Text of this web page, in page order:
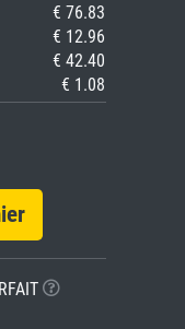
€ 76.83
€ 12.96
€ 42.40
€ 1.08